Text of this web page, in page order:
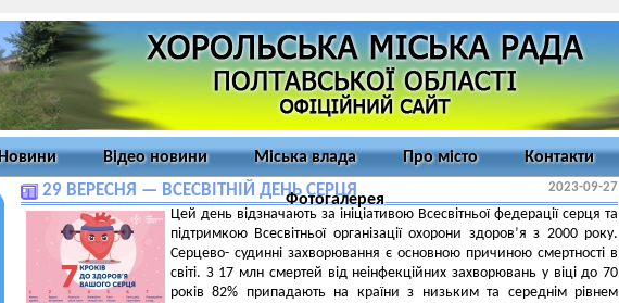
Новини Відео новини Міська влада Про місто Контакти
Фотогалерея
29 ВЕРЕСНЯ — ВСЕСВІТНІЙ ДЕНЬ СЕРЦЯ 2023-09-27
Цей день відзначають за ініціативою Всесвітньої федерації серця та
підтримкою Всесвітньої організації охорони здоров’я з 2000 року.
Серцево- судинні захворювання є основною причиною смертності в
світі. З 17 млн смертей від неінфекційних захворювань у віці до 70
років 82% припадають на країни з низьким та середнім рівнем